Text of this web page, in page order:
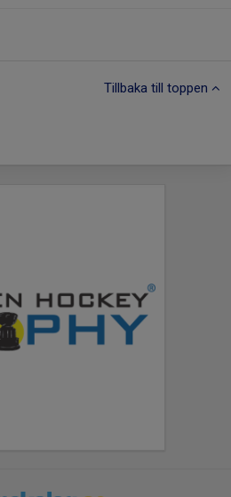
Tillbaka till toppen